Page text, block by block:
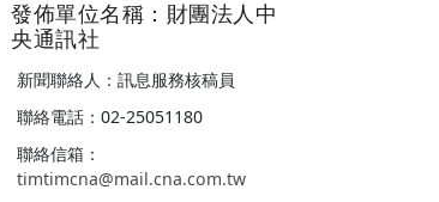
發佈單位名稱：財團法人中
央通訊社
新聞聯絡人：訊息服務核稿員
聯絡電話：02-25051180
聯絡信箱：
timtimcna@mail.cna.com.tw